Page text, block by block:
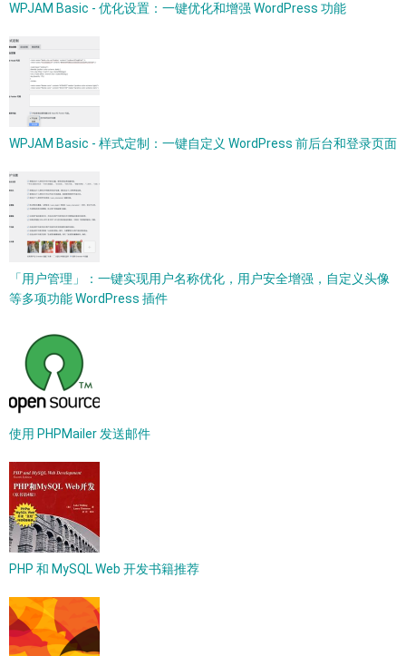
WPJAM Basic - 优化设置：一键优化和增强 WordPress 功能
WPJAM Basic - 样式定制：一键自定义 WordPress 前后台和登录页面
「用户管理」：一键实现用户名称优化，用户安全增强，自定义头像
等多项功能 WordPress 插件
使用 PHPMailer 发送邮件
PHP 和 MySQL Web 开发书籍推荐